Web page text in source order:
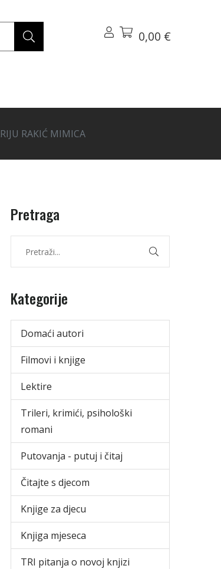
0,00 €
RAKIĆ MIMICA
Pretraga
Kategorije
Domaći autori
Filmovi i knjige
Lektire
Trileri, krimići, psihološki
romani
Putovanja - putuj i čitaj
Čitajte s djecom
Knjige za djecu
Knjiga mjeseca
TRI pitanja o novoj knjizi